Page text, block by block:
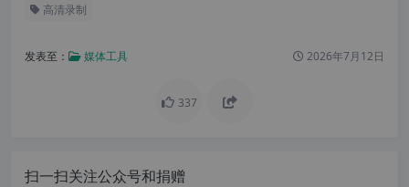
高清录制
发表至： 媒体工具 2026年7月12日
337
扫一扫关注公众号和捐赠